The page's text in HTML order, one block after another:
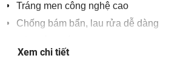
Tráng men công nghệ cao
Chống bám bẩn, lau rửa dễ dàng
Sản xuất tại Trung Quốc
Xem chi tiết